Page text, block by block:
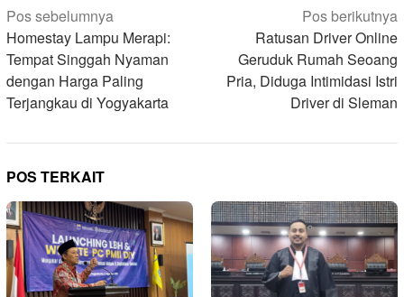
Navigasi
pos
Pos sebelumnya
Homestay Lampu Merapi:
Tempat Singgah Nyaman
dengan Harga Paling
Terjangkau di Yogyakarta
Pos berikutnya
Ratusan Driver Online
Geruduk Rumah Seoang
Pria, Diduga Intimidasi Istri
Driver di Sleman
POS TERKAIT